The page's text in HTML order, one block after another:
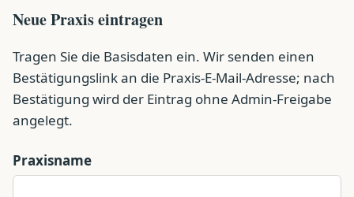
Neue Praxis eintragen
Tragen Sie die Basisdaten ein. Wir senden einen
Bestätigungslink an die Praxis-E-Mail-Adresse; nach
Bestätigung wird der Eintrag ohne Admin-Freigabe
angelegt.
Praxisname